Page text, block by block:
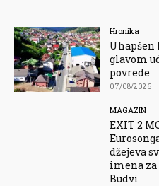
Hronika
Uhapšen
glavom
povrede
07/08/2026
MAGAZIN
EXIT 2
džejeva
imena
Budvi